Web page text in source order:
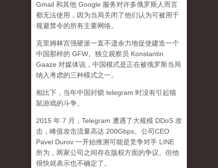
Gmail 和其他 Google 服务对许多俄罗斯人而言
都无法使用，因为当局关闭了他们认为可被用于
规避禁令的所有主要网络。
克里姆林宫强硬派一直不遗余力地促使建造一个
中国那样的 GFW。独立观察员 Konstantin
Gaaze 对媒体说，中国模式是正在被俄罗斯当局
纳入考虑的三种模式之一。
相比下，当年中国封锁 telegram 时没有引起猫
鼠游戏的斗争。
2015 年 7 月，Telegram 遭遇了大规模 DDoS 攻
击，峰值攻击流量高达 200Gbps。公司CEO
Pavel Durov 一开始推测可能是竞争对手 LINE
所为，两家公司之间存在版权方面的争议。但他
很快就表示也不确定了。